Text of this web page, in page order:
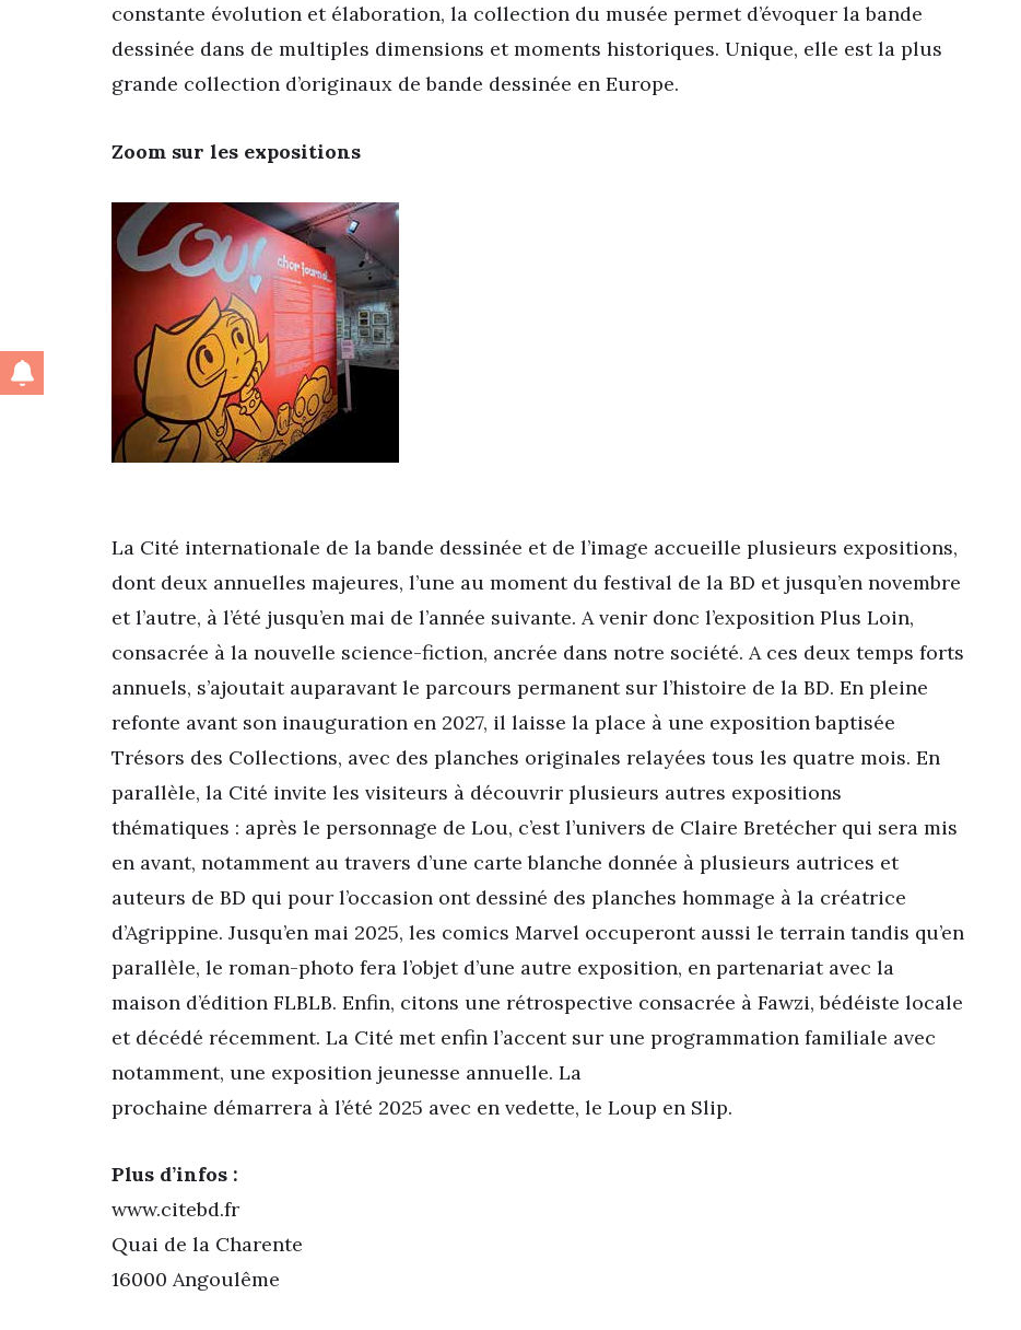
constante évolution et élaboration, la collection du musée permet d’évoquer la bande
dessinée dans de multiples dimensions et moments historiques. Unique, elle est la plus
grande collection d’originaux de bande dessinée en Europe.
Zoom sur les expositions
La Cité internationale de la bande dessinée et de l’image accueille plusieurs expositions,
dont deux annuelles majeures, l’une au moment du festival de la BD et jusqu’en novembre
et l’autre, à l’été jusqu’en mai de l’année suivante. A venir donc l’exposition Plus Loin,
consacrée à la nouvelle science-fiction, ancrée dans notre société. A ces deux temps forts
annuels, s’ajoutait auparavant le parcours permanent sur l’histoire de la BD. En pleine
refonte avant son inauguration en 2027, il laisse la place à une exposition baptisée
Trésors des Collections, avec des planches originales relayées tous les quatre mois. En
parallèle, la Cité invite les visiteurs à découvrir plusieurs autres expositions
thématiques : après le personnage de Lou, c’est l’univers de Claire Bretécher qui sera mis
en avant, notamment au travers d’une carte blanche donnée à plusieurs autrices et
auteurs de BD qui pour l’occasion ont dessiné des planches hommage à la créatrice
d’Agrippine. Jusqu’en mai 2025, les comics Marvel occuperont aussi le terrain tandis qu’en
parallèle, le roman-photo fera l’objet d’une autre exposition, en partenariat avec la
maison d’édition FLBLB. Enfin, citons une rétrospective consacrée à Fawzi, bédéiste locale
et décédé récemment. La Cité met enfin l’accent sur une programmation familiale avec
notamment, une exposition jeunesse annuelle. La
prochaine démarrera à l’été 2025 avec en vedette, le Loup en Slip.
Plus d’infos :
www.citebd.fr
Quai de la Charente
16000 Angoulême